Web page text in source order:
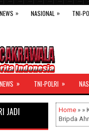
» NASIONAL » TNI-
» TNI-POLRI »
Home » »
Bripda
JADI